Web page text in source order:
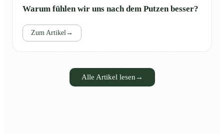
Warum fühlen wir uns nach dem Putzen besser?
Zum Artikel→
Alle Artikel lesen →